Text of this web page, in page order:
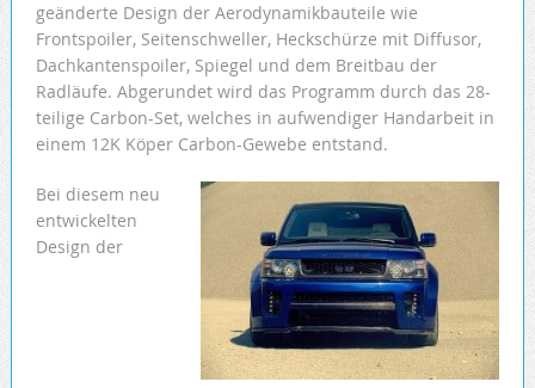
geänderte Design der Aerodynamikbauteile wie
Frontspoiler, Seitenschweller, Heckschürze mit Diffusor,
Dachkantenspoiler, Spiegel und dem Breitbau der
Radläufe. Abgerundet wird das Programm durch das 28-
teilige Carbon-Set, welches in aufwendiger Handarbeit in
einem 12K Köper Carbon-Gewebe entstand.
Bei diesem neu
entwickelten
Design der